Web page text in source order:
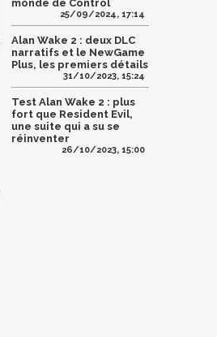
monde de Control
25/09/2024, 17:14
Alan Wake 2 : deux DLC
narratifs et le NewGame
Plus, les premiers détails
31/10/2023, 15:24
Test Alan Wake 2 : plus
fort que Resident Evil,
une suite qui a su se
réinventer
26/10/2023, 15:00